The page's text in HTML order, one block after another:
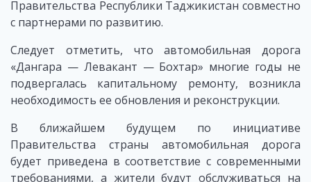
Правительства Республики Таджикистан совместно
с партнерами по развитию.
Следует отметить, что автомобильная дорога
«Дангара — Левакант — Бохтар» многие годы не
подвергалась капитальному ремонту, возникла
необходимость ее обновления и реконструкции.
В ближайшем будущем по инициативе
Правительства страны автомобильная дорога
будет приведена в соответствие с современными
требованиями, а жители будут обслуживаться на